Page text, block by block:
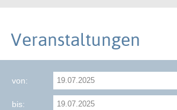
Veranstaltungen
von:
bis: